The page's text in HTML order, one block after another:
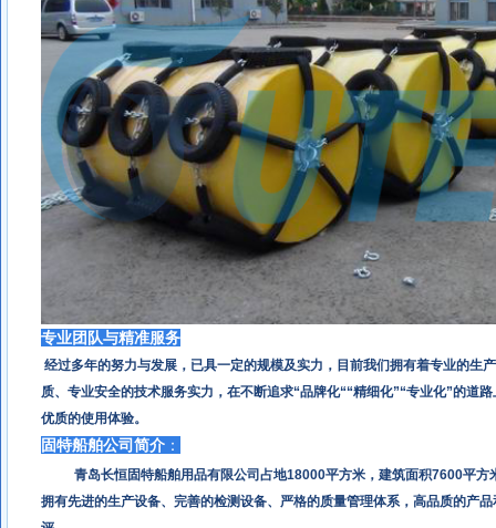
专业团队与精准服务
经过多年的努力与发展，已具一定的规模及实力，目前我们拥有着专业的生
质、专业安全的技术服务实力，在不断追求“品牌化““精细化”“专业化”的道
优质的使用体验。
固特船舶公司简介 ：
青岛长恒固特船舶用品有限公司占地18000平方米，建筑面积7600平
拥有先进的生产设备、完善的检测设备、严格的质量管理体系，高品质的产